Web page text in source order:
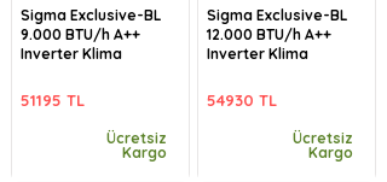
Sigma Exclusive-BL
9.000 BTU/h A++
Inverter Klima
51195 TL
Ücretsiz
Kargo
Sigma Exclusive-BL
12.000 BTU/h A++
Inverter Klima
54930 TL
Ücretsiz
Kargo